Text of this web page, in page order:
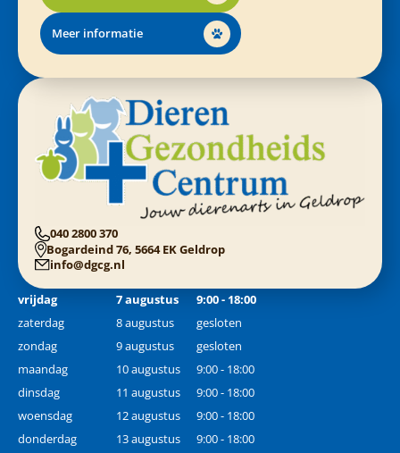
Meer informatie
040 2800 370
Bogardeind 76, 5664 EK Geldrop
info@dgcg.nl
vrijdag 7 augustus
9:00 - 18:00
zaterdag
8 augustus
gesloten
zondag
9 augustus
gesloten
maandag
10 augustus
9:00 - 18:00
dinsdag
11 augustus
9:00 - 18:00
woensdag
12 augustus
9:00 - 18:00
donderdag
13 augustus
9:00 - 18:00